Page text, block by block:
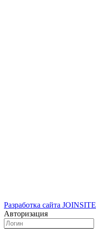
Разработка сайта JOINSITE
Авторизация